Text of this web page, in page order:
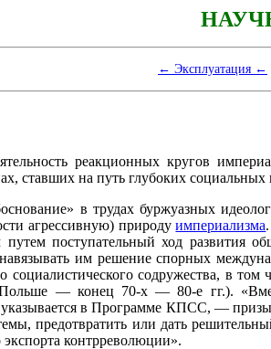
← Эксплуатация ←
реакционных кругов
ставших на путь глубоких социальных
в трудах буржуазных
агрессивную) природуимпериализма
путем поступательный ход развития
им решение спорных
содружества, в
— конец 70‑х — 80‑е гг.).
в Программе КПСС, —
предотвратить или дать
экспорта контрреволюции».